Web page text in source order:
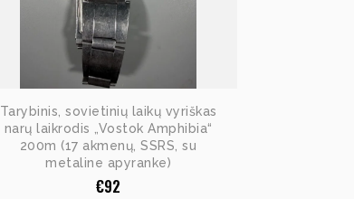
Tarybinis, sovietinių laikų vyriškas
narų laikrodis „Vostok Amphibia“
200m (17 akmenų, SSRS, su
metaline apyranke)
€92